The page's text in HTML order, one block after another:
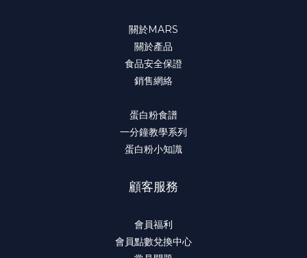
關於MARS
關於產品
食品安全保證
銷售網絡
蛋白粉食譜
一分鐘教學系列
蛋白粉小知識
顧客服務
會員福利
會員點數兌換中心